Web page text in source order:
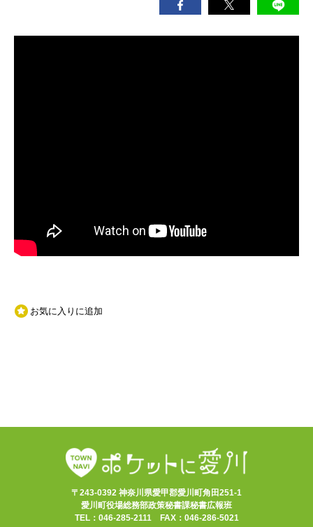
お気に入りに追加
〒243-0392 神奈川県愛甲郡愛川町角田251-1
愛川町役場総務部政策秘書課秘書広報班
TEL：046-285-2111 FAX：046-286-5021